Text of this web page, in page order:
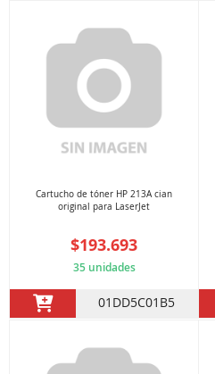
Cartucho de tóner HP 213A cian
original para LaserJet
$193.693
35 unidades
01DD5C01B5